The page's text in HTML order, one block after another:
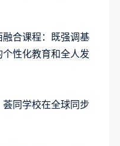
合课程：既强调基
性化教育和全人发
荟同学校在全球同步